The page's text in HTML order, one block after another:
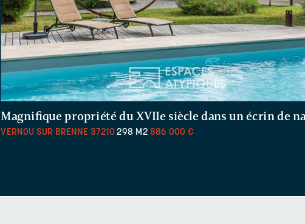
Magnifique propriété du XVIIe siècle dans un écrin de
VERNOU SUR BRENNE37210 298 M2 886 000 €